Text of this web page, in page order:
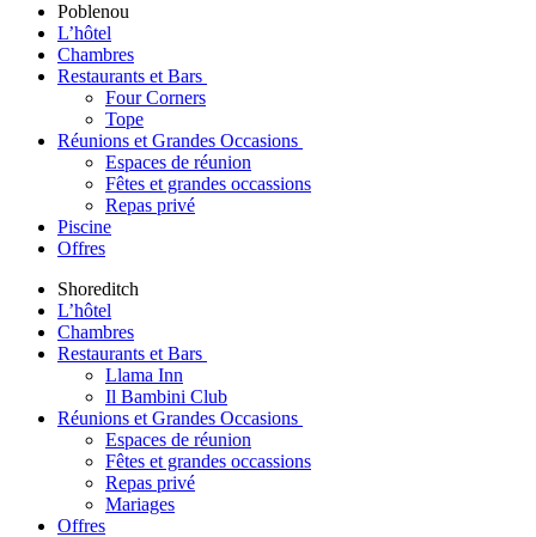
Poblenou
L’hôtel
Chambres
Restaurants et Bars
Four Corners
Tope
Réunions et Grandes Occasions
Espaces de réunion
Fêtes et grandes occassions
Repas privé
Piscine
Offres
Shoreditch
L’hôtel
Chambres
Restaurants et Bars
Llama Inn
Il Bambini Club
Réunions et Grandes Occasions
Espaces de réunion
Fêtes et grandes occassions
Repas privé
Mariages
Offres